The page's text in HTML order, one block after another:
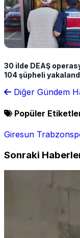
30 ilde DEAŞ
104 şüpheli
Diğer Gündem
Popüler
Giresun
Sonraki